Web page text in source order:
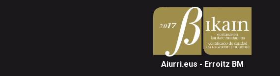
Aiurri.eus - Erroitz BM